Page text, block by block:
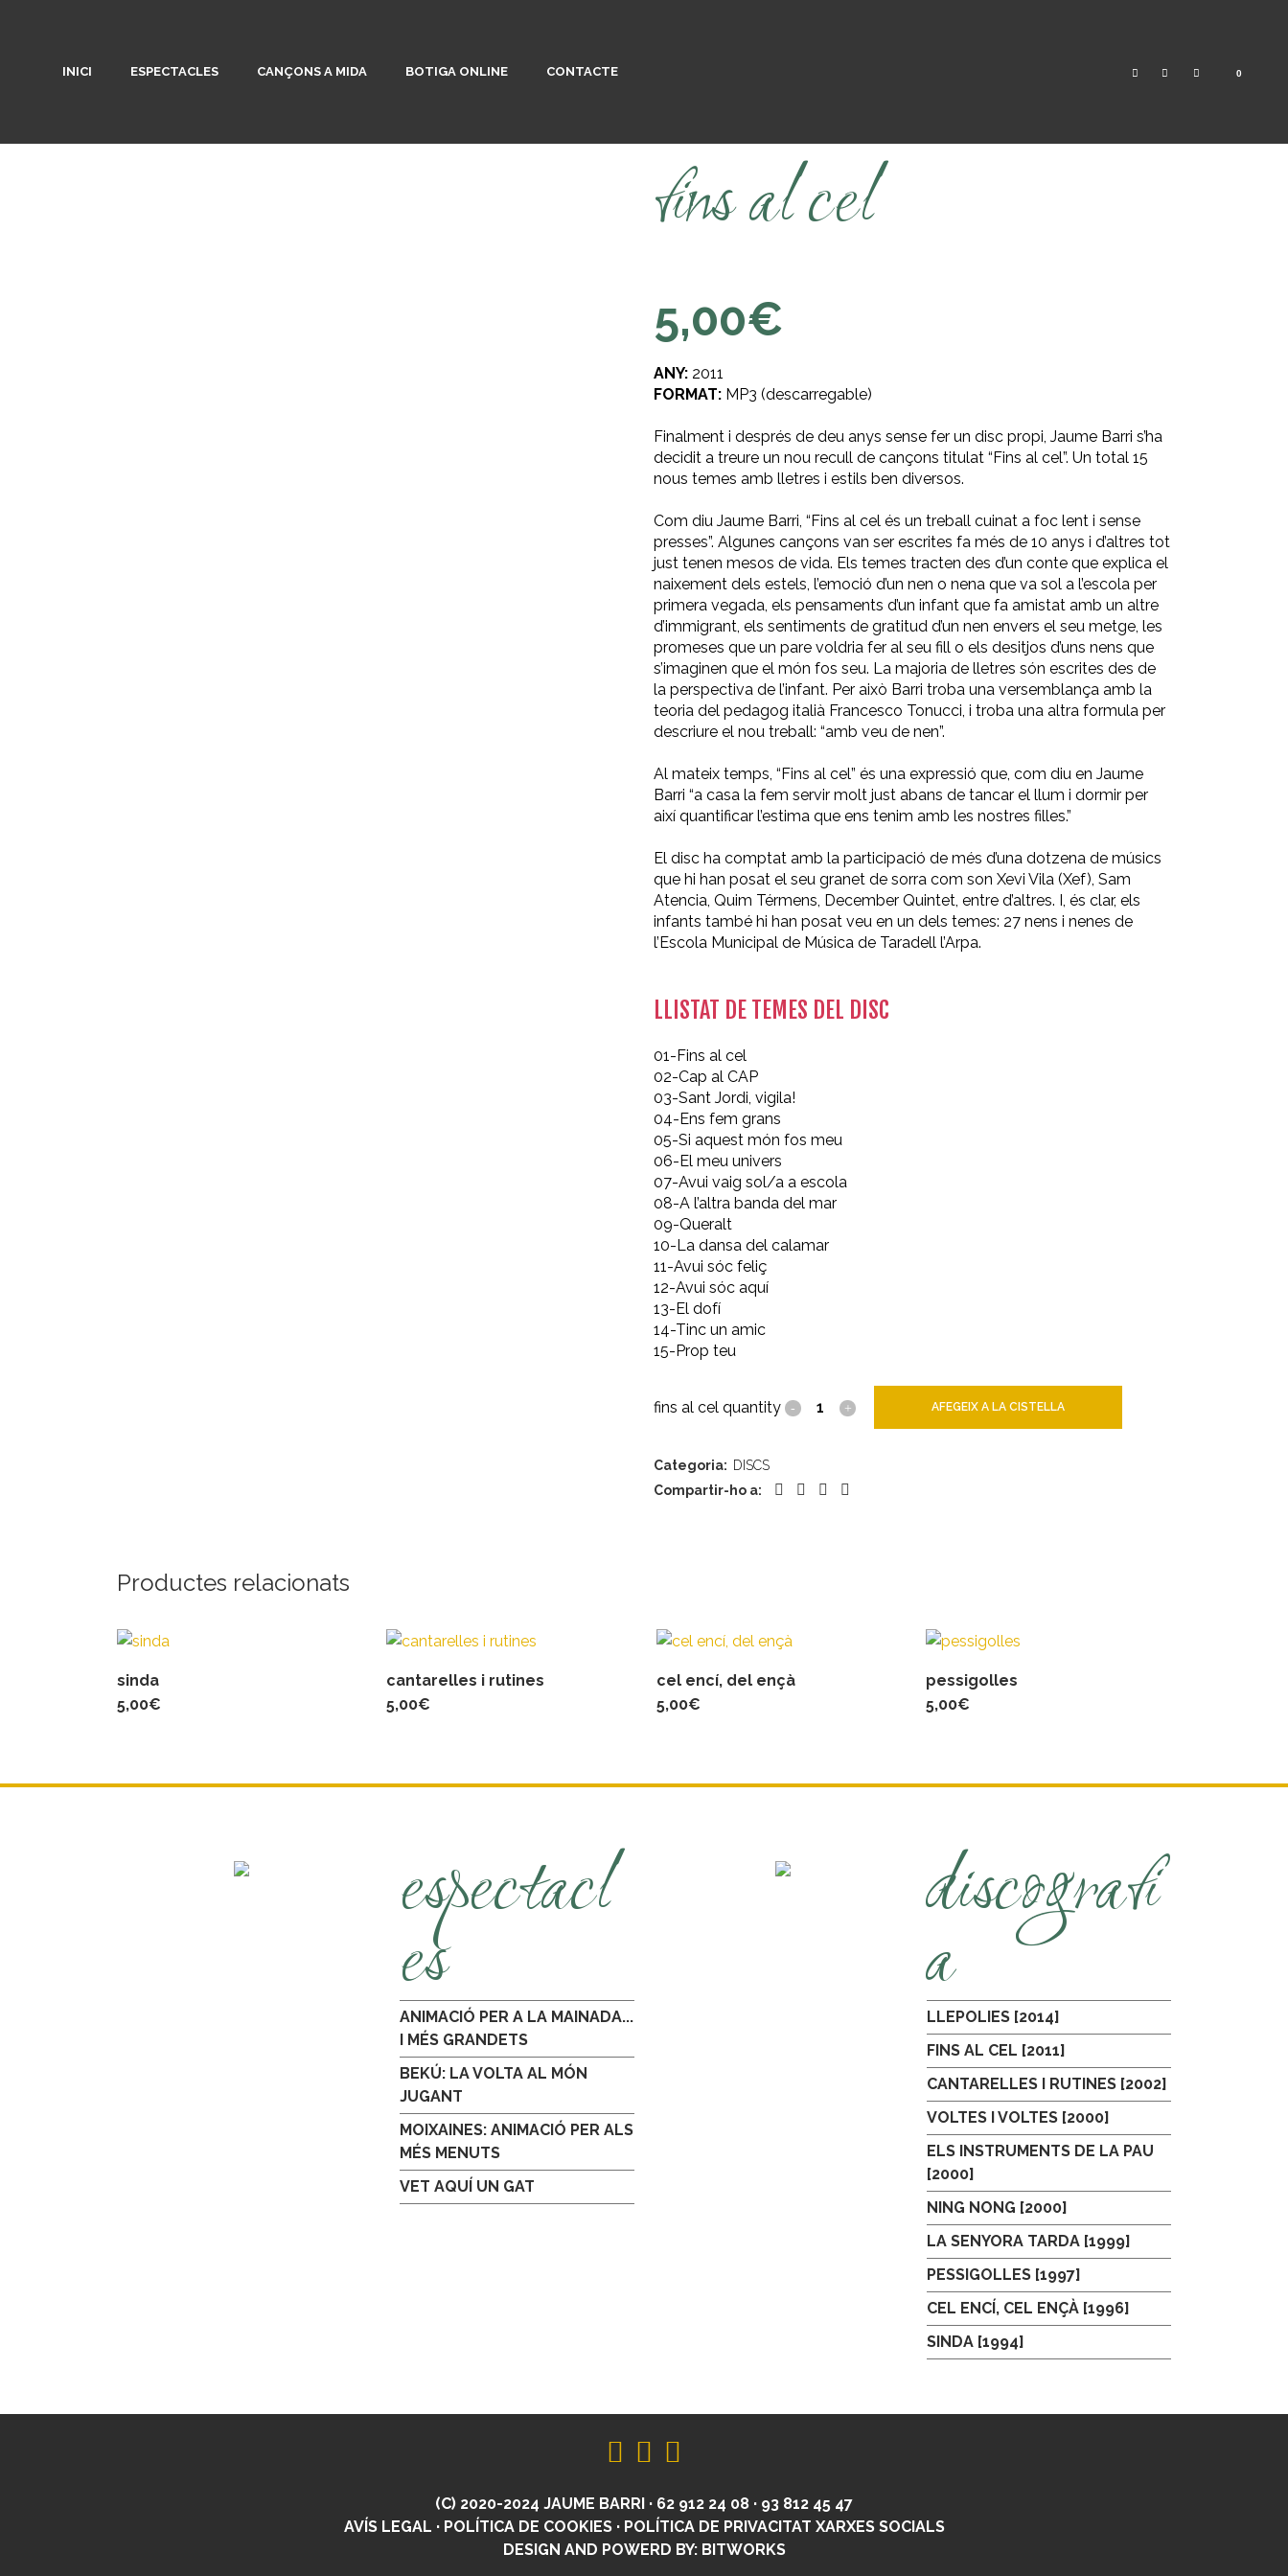
0
INICI ESPECTACLES CANÇONS A MIDA BOTIGA ONLINE CONTACTE
fins al cel
5,00€
ANY: 2011
FORMAT: MP3 (descarregable)
Finalment i després de deu anys sense fer un disc propi, Jaume Barri s’ha
decidit a treure un nou recull de cançons titulat “Fins al cel”. Un total 15
nous temes amb lletres i estils ben diversos.
Com diu Jaume Barri, “Fins al cel és un treball cuinat a foc lent i sense
presses”. Algunes cançons van ser escrites fa més de 10 anys i d’altres tot
just tenen mesos de vida. Els temes tracten des d’un conte que explica el
naixement dels estels, l’emoció d’un nen o nena que va sol a l’escola per
primera vegada, els pensaments d’un infant que fa amistat amb un altre
d’immigrant, els sentiments de gratitud d’un nen envers el seu metge, les
promeses que un pare voldria fer al seu fill o els desitjos d’uns nens que
s’imaginen que el món fos seu. La majoria de lletres són escrites des de
la perspectiva de l’infant. Per això Barri troba una versemblança amb la
teoria del pedagog italià Francesco Tonucci, i troba una altra formula per
descriure el nou treball: “amb veu de nen”.
Al mateix temps, “Fins al cel” és una expressió que, com diu en Jaume
Barri “a casa la fem servir molt just abans de tancar el llum i dormir per
així quantificar l’estima que ens tenim amb les nostres filles.”
El disc ha comptat amb la participació de més d’una dotzena de músics
que hi han posat el seu granet de sorra com son Xevi Vila (Xef), Sam
Atencia, Quim Térmens, December Quintet, entre d’altres. I, és clar, els
infants també hi han posat veu en un dels temes: 27 nens i nenes de
l’Escola Municipal de Música de Taradell l’Arpa.
LLISTAT DE TEMES DEL DISC
01-Fins al cel
02-Cap al CAP
03-Sant Jordi, vigila!
04-Ens fem grans
05-Si aquest món fos meu
06-El meu univers
07-Avui vaig sol/a a escola
08-A l’altra banda del mar
09-Queralt
10-La dansa del calamar
11-Avui sóc feliç
12-Avui sóc aquí
13-El dofí
14-Tinc un amic
15-Prop teu
fins al cel quantity AFEGEIX A LA CISTELLA
Categoria: DISCS
Compartir-ho a:
Productes relacionats
sinda
5,00€
cantarelles i rutines
5,00€
cel encí, del ençà
5,00€
pessigolles
5,00€
espectacl
es
ANIMACIÓ PER A LA MAINADA...
I MÉS GRANDETS
BEKÚ: LA VOLTA AL MÓN
JUGANT
MOIXAINES: ANIMACIÓ PER ALS
MÉS MENUTS
VET AQUÍ UN GAT
discografi
a
LLEPOLIES [2014]
FINS AL CEL [2011]
CANTARELLES I RUTINES [2002]
VOLTES I VOLTES [2000]
ELS INSTRUMENTS DE LA PAU
[2000]
NING NONG [2000]
LA SENYORA TARDA [1999]
PESSIGOLLES [1997]
CEL ENCÍ, CEL ENÇÀ [1996]
SINDA [1994]
(C) 2020-2024 JAUME BARRI · 62 912 24 08 · 93 812 45 47
AVÍS LEGAL · POLÍTICA DE COOKIES· POLÍTICA DE PRIVACITAT XARXES SOCIALS
DESIGN AND POWERD BY: BITWORKS